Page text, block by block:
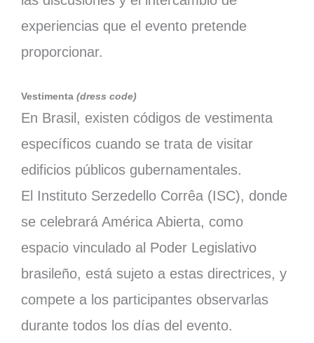
experiencias que el evento pretende
proporcionar.
Vestimenta (dress code)
En Brasil, existen códigos de vestimenta
específicos cuando se trata de visitar
edificios públicos gubernamentales.
El Instituto Serzedello Corrêa (ISC), donde
se celebrará América Abierta, como
espacio vinculado al Poder Legislativo
brasileño, está sujeto a estas directrices, y
compete a los participantes observarlas
durante todos los días del evento.